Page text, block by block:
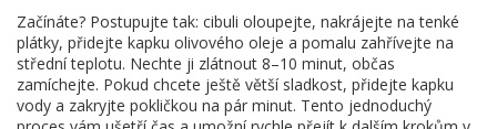
Začínáte? Postupujte tak: cibuli oloupejte, nakrájejte na tenké
plátky, přidejte kapku olivového oleje a pomalu zahřívejte na
střední teplotu. Nechte ji zlátnout 8–10 minut, občas
zamíchejte. Pokud chcete ještě větší sladkost, přidejte kapku
vody a zakryjte pokličkou na pár minut. Tento jednoduchý